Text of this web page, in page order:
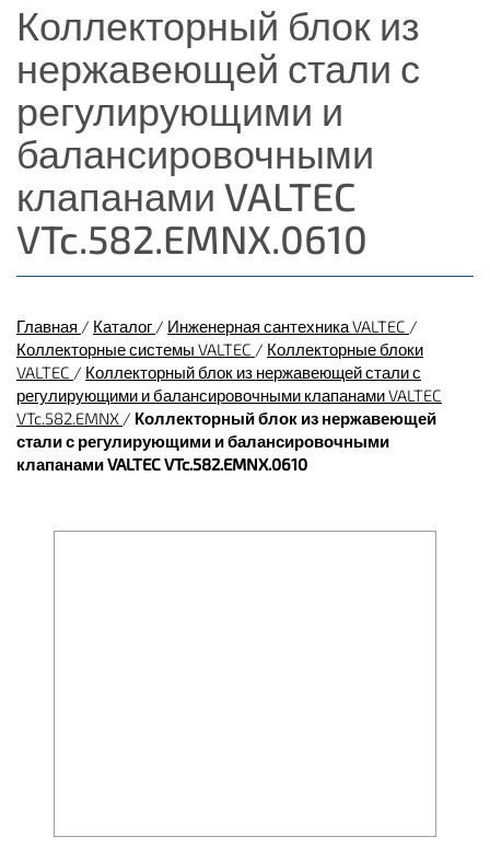
Коллекторный блок из
нержавеющей стали с
регулирующими и
балансировочными
клапанами VALTEC
VTc.582.EMNX.0610
Главная / Каталог / Инженерная сантехника VALTEC /
Коллекторные системы VALTEC / Коллекторные блоки
VALTEC / Коллекторный блок из нержавеющей стали с
регулирующими и балансировочными клапанами VALTEC
VTc.582.EMNX / Коллекторный блок из нержавеющей
стали с регулирующими и балансировочными
клапанами VALTEC VTc.582.EMNX.0610